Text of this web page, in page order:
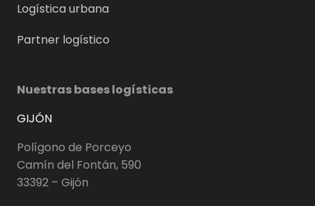
Logística urbana
Partner logístico
Nuestras bases logísticas
GIJÓN
Polígono de Porceyo
Camín del Fontán, 590
33392 – Gijón